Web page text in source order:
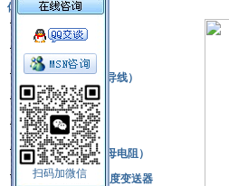
扫码加微信
体化现场智能仪表
热电偶
压力式温度计
热电偶补偿电缆（导线）
振动传感器
热电阻
铂热电阻元件（云母电阻）
SBW系列一体化温度变送器